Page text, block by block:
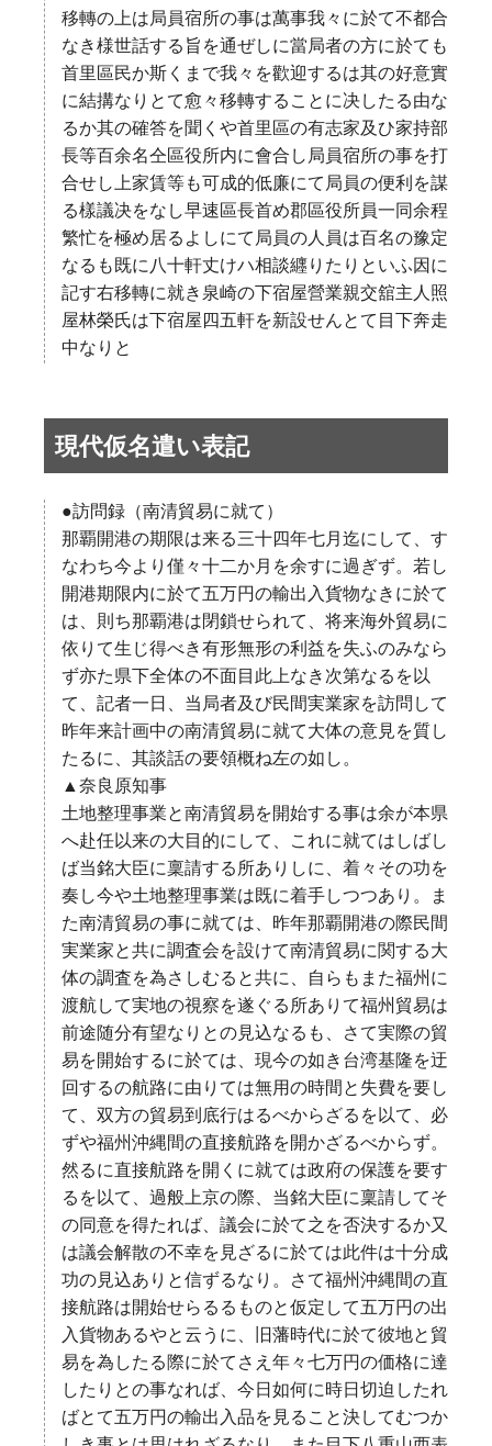
移轉の上は局員宿所の事は萬事我々に於て不都合
なき様世話する旨を通ぜしに當局者の方に於ても
首里區民か斯くまで我々を歡迎するは其の好意實
に結搆なりとて愈々移轉することに决したる由な
るか其の確答を聞くや首里區の有志家及ひ家持部
長等百余名仝區役所内に會合し局員宿所の事を打
合せし上家賃等も可成的低廉にて局員の便利を謀
る樣議决をなし早速區長首め郡區役所員一同余程
繁忙を極め居るよしにて局員の人員は百名の豫定
なるも既に八十軒丈けハ相談纒りたりといふ因に
記す右移轉に就き泉崎の下宿屋營業親交舘主人照
屋林榮氏は下宿屋四五軒を新設せんとて目下奔走
中なりと
現代仮名遣い表記
●訪問録（南清貿易に就て）
那覇開港の期限は来る三十四年七月迄にして、す
なわち今より僅々十二か月を余すに過ぎず。若し
開港期限内に於て五万円の輸出入貨物なきに於て
は、則ち那覇港は閉鎖せられて、将来海外貿易に
依りて生じ得べき有形無形の利益を失ふのみなら
ず亦た県下全体の不面目此上なき次第なるを以
て、記者一日、当局者及び民間実業家を訪問して
昨年来計画中の南清貿易に就て大体の意見を質し
たるに、其談話の要領概ね左の如し。
▲奈良原知事
土地整理事業と南清貿易を開始する事は余が本県
へ赴任以来の大目的にして、これに就てはしばし
ば当銘大臣に稟請する所ありしに、着々その功を
奏し今や土地整理事業は既に着手しつつあり。ま
た南清貿易の事に就ては、昨年那覇開港の際民間
実業家と共に調査会を設けて南清貿易に関する大
体の調査を為さしむると共に、自らもまた福州に
渡航して実地の視察を遂ぐる所ありて福州貿易は
前途随分有望なりとの見込なるも、さて実際の貿
易を開始するに於ては、現今の如き台湾基隆を迂
回するの航路に由りては無用の時間と失費を要し
て、双方の貿易到底行はるべからざるを以て、必
ずや福州沖縄間の直接航路を開かざるべからず。
然るに直接航路を開くに就ては政府の保護を要す
るを以て、過般上京の際、当銘大臣に稟請してそ
の同意を得たれば、議会に於て之を否決するか又
は議会解散の不幸を見ざるに於ては此件は十分成
功の見込ありと信ずるなり。さて福州沖縄間の直
接航路は開始せらるるものと仮定して五万円の出
入貨物あるやと云うに、旧藩時代に於て彼地と貿
易を為したる際に於てさえ年々七万円の価格に達
したりとの事なれば、今日如何に時日切迫したれ
ばとて五万円の輸出入品を見ること決してむつか